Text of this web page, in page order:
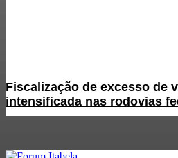
Fiscalização de excesso de
intensificada nas rodovias